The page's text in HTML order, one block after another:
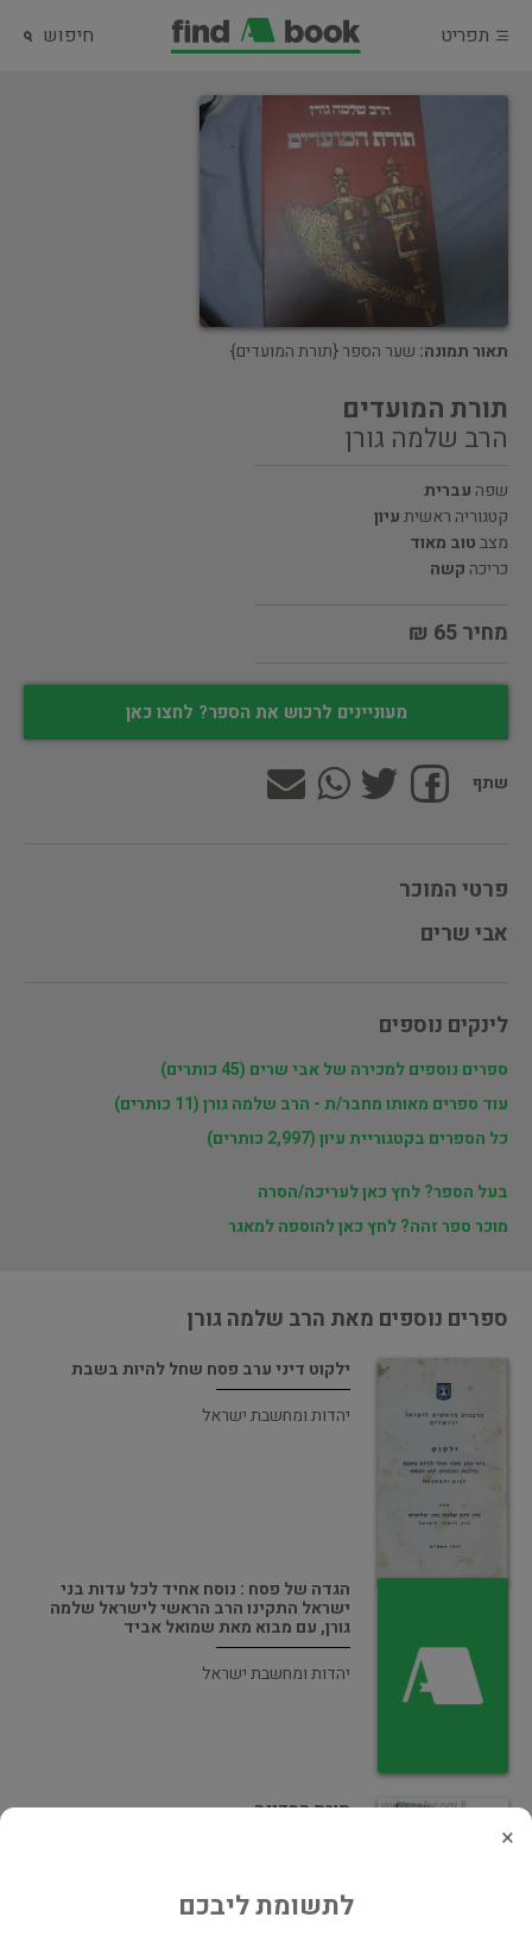
תפריט חיפוש
תאור תמונה: שער הספר {תורת המועדים}
תורת המועדים
הרב שלמה גורן
שפה עברית
קטגוריה ראשיתעיון
מצבטוב מאוד
כריכה קשה
מחיר 65 ₪
מעוניינים לרכוש את הספר? לחצו כאן
שתף
פרטי המוכר
אבי שרים
לינקים נוספים
ספרים נוספים למכירה של אבי שרים (45 כותרים)
עוד ספרים מאותו מחבר/ת - הרב שלמה גורן (11 כותרים)
כל הספרים בקטגוריית עיון (2,997 כותרים)
בעל הספר? לחץ כאן לעריכה/הסרה
מוכר ספר זהה? לחץ כאן להוספה למאגר
ספרים נוספים מאת הרב שלמה גורן
ילקוט דיני ערב פסח שחל להיות בשבת
יהדות ומחשבת ישראל
הגדה של פסח : נוסח אחיד לכל עדות בני
ישראל התקינו הרב הראשי לישראל שלמה
גורן, עם מבוא מאת שמואל אביד
יהדות ומחשבת ישראל
תורת המדינה
×
לתשומת ליבכם